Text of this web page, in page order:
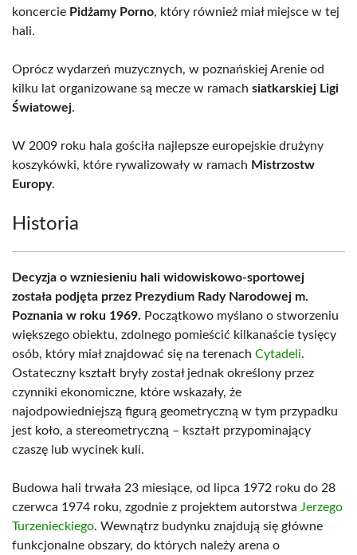
koncercie Pidżamy Porno, który również miał miejsce w tej
hali.
Oprócz wydarzeń muzycznych, w poznańskiej Arenie od
kilku lat organizowane są mecze w ramach siatkarskiej Ligi
Światowej.
W 2009 roku hala gościła najlepsze europejskie drużyny
koszykówki, które rywalizowały w ramach Mistrzostw
Europy.
Historia
Decyzja o wzniesieniu hali widowiskowo-sportowej
została podjęta przez Prezydium Rady Narodowej m.
Poznania w roku 1969. Początkowo myślano o stworzeniu
większego obiektu, zdolnego pomieścić kilkanaście tysięcy
osób, który miał znajdować się na terenach Cytadeli.
Ostateczny kształt bryły został jednak określony przez
czynniki ekonomiczne, które wskazały, że
najodpowiedniejszą figurą geometryczną w tym przypadku
jest koło, a stereometryczną – kształt przypominający
czaszę lub wycinek kuli.
Budowa hali trwała 23 miesiące, od lipca 1972 roku do 28
czerwca 1974 roku, zgodnie z projektem autorstwa Jerzego
Turzenieckiego. Wewnątrz budynku znajdują się główne
funkcjonalne obszary, do których należy arena o